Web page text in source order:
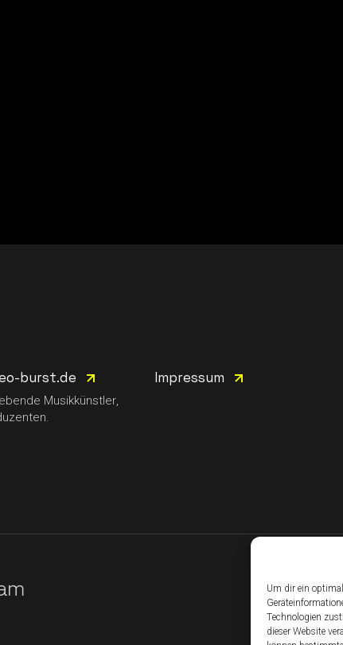
Um dir ein
Technologien
dieser Website
burst.de
Musikkünstler,
Impressum